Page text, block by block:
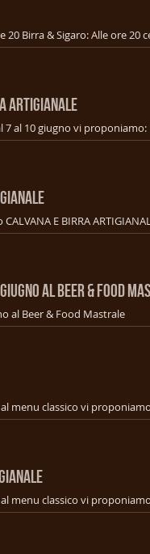
ARTIGIANALE
AL BEER & FOOD
al Beer & Food Mastrale